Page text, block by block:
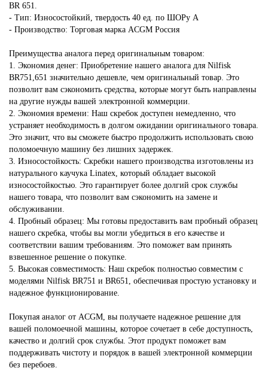
BR 651.
- Тип: Износостойкий, твердость 40 ед. по ШОРу А
- Производство: Торговая марка ACGM Россия
Преимущества аналога перед оригинальным товаром:
1. Экономия денег: Приобретение нашего аналога для Nilfisk
BR751,651 значительно дешевле, чем оригинальный товар. Это
позволит вам сэкономить средства, которые могут быть направлены
на другие нужды вашей электронной коммерции.
2. Экономия времени: Наш скребок доступен немедленно, что
устраняет необходимость в долгом ожидании оригинального товара.
Это значит, что вы сможете быстро продолжить использовать свою
поломоечную машину без лишних задержек.
3. Износостойкость: Скребки нашего производства изготовлены из
натурального каучука Linatex, который обладает высокой
износостойкостью. Это гарантирует более долгий срок службы
нашего товара, что позволит вам сэкономить на замене и
обслуживании.
4. Пробный образец: Мы готовы предоставить вам пробный образец
нашего скребка, чтобы вы могли убедиться в его качестве и
соответствии вашим требованиям. Это поможет вам принять
взвешенное решение о покупке.
5. Высокая совместимость: Наш скребок полностью совместим с
моделями Nilfisk BR751 и BR651, обеспечивая простую установку и
надежное функционирование.
Покупая аналог от ACGM, вы получаете надежное решение для
вашей поломоечной машины, которое сочетает в себе доступность,
качество и долгий срок службы. Этот продукт поможет вам
поддерживать чистоту и порядок в вашей электронной коммерции
без перебоев.